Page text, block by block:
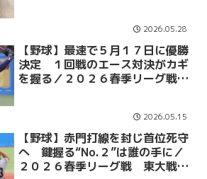
2026.05.28
【野球】最速で５月１７日に優勝
決定 １回戦のエース対決がカギ
を握る／２０２６春季リーグ戦
2026.05.15
【野球】赤門打線を封じ首位死守
へ 鍵握る“No.２”は誰の手に／
２０２６春季リーグ戦 東大戦展